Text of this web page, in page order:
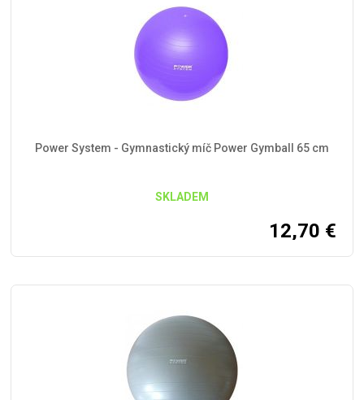
Power System - Gymnastický míč Power Gymball 65 cm
SKLADEM
12,70 €